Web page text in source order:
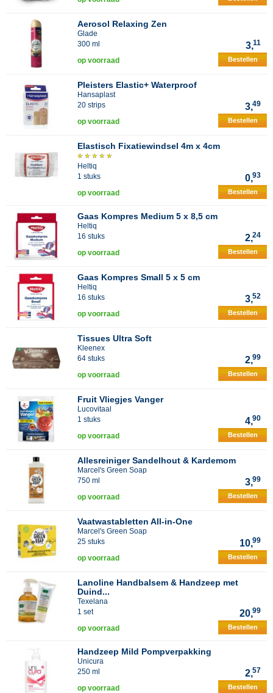
Aerosol Relaxing Zen
Glade
300 ml
3,11
op voorraad Bestellen
Pleisters Elastic+ Waterproof
Hansaplast
20 strips
3,49
op voorraad Bestellen
Elastisch Fixatiewindsel 4m x 4cm
Heltiq
1 stuks
0,93
op voorraad Bestellen
Gaas Kompres Medium 5 x 8,5 cm
Heltiq
16 stuks
2,24
op voorraad Bestellen
Gaas Kompres Small 5 x 5 cm
Heltiq
16 stuks
3,52
op voorraad Bestellen
Tissues Ultra Soft
Kleenex
64 stuks
2,99
op voorraad Bestellen
Fruit Vliegjes Vanger
Lucovitaal
1 stuks
4,90
op voorraad Bestellen
Allesreiniger Sandelhout & Kardemom
Marcel's Green Soap
750 ml
3,99
op voorraad Bestellen
Vaatwastabletten All-in-One
Marcel's Green Soap
25 stuks
10,99
op voorraad Bestellen
Lanoline Handbalsem & Handzeep met
Duind...
Texelana
1 set
20,99
op voorraad Bestellen
Handzeep Mild Pompverpakking
Unicura
250 ml
2,57
op voorraad Bestellen